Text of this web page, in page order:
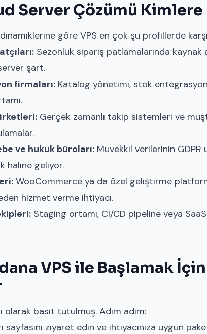
Server Çözümü Kimlere
göre VPS en çok şu profillerde
Sezonluk sipariş patlamalarında kaynak
şart.
firmaları: Katalog yönetimi, stok
Gerçek zamanlı takip sistemleri ve
ve hukuk büroları: Müvekkil verilerinin
haline geliyor.
WooCommerce ya da özel geliştirme
hizmet verme ihtiyacı.
Staging ortamı, CI/CD pipeline veya
VPS ile Başlamak İçin
olarak basit tutulmuş. Adım adım:
sayfasını ziyaret edin ve ihtiyacınıza uygun